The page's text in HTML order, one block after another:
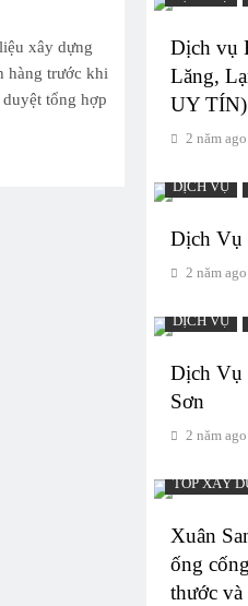
xây dựng
hàng trước khi
tổng hợp
Dịch vụ
Lăng,
UY TÍN)
2 năm ago
DỊCH VỤ
Dịch Vụ
2 năm ago
DỊCH VỤ
Dịch Vụ
Sơn
2 năm ago
TOP XÂY
Xuân
ống
thước và